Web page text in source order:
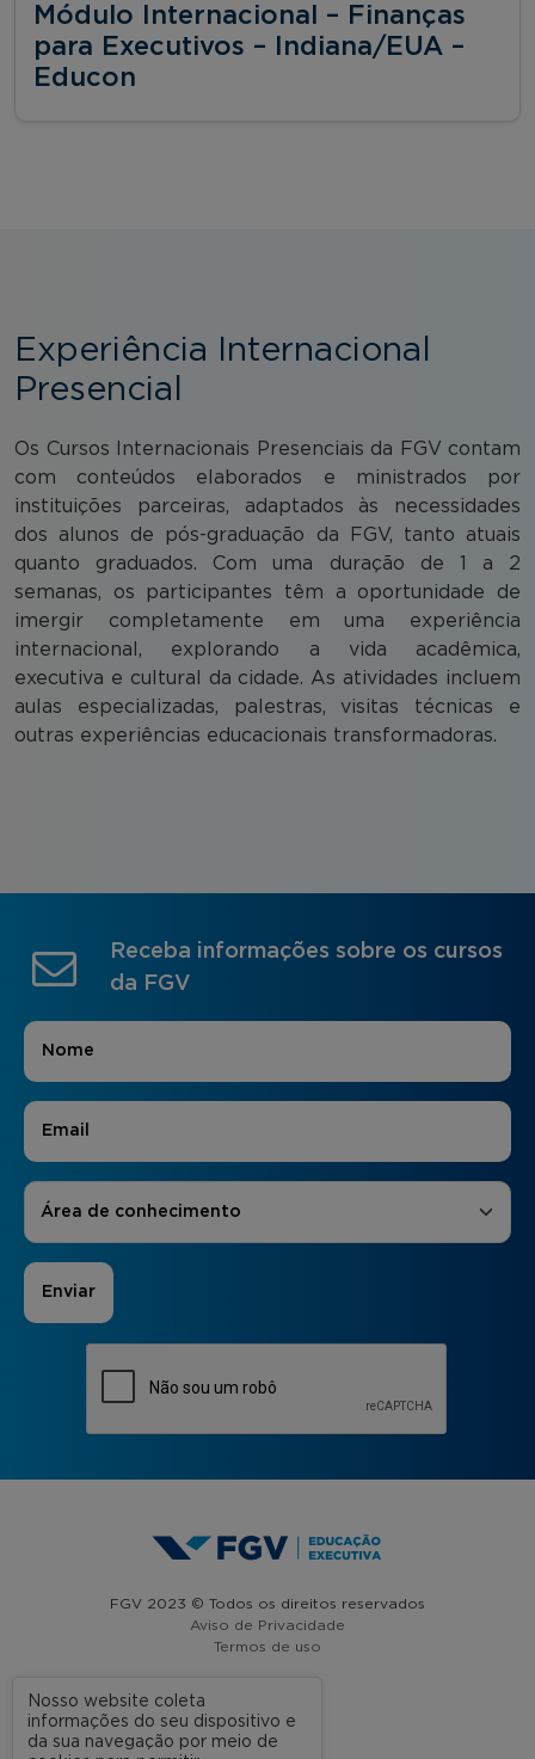
Módulo Internacional – Finanças
para Executivos – Indiana/EUA –
Educon
Experiência Internacional
Presencial
Os Cursos Internacionais Presenciais da FGV contam
com conteúdos elaborados e ministrados por
instituições parceiras, adaptados às necessidades
dos alunos de pós-graduação da FGV, tanto atuais
quanto graduados. Com uma duração de 1 a 2
semanas, os participantes têm a oportunidade de
imergir completamente em uma experiência
internacional, explorando a vida acadêmica,
executiva e cultural da cidade. As atividades incluem
aulas especializadas, palestras, visitas técnicas e
outras experiências educacionais transformadoras.
Receba informações sobre os cursos
da FGV
Nome
E-mail
Áreas de Interesse
Área de conhecimento
FGV 2023 © Todos os direitos reservados
Aviso de Privacidade
Termos de uso
A FGV
Nosso website coleta
informações do seu dispositivo e
da sua navegação por meio de